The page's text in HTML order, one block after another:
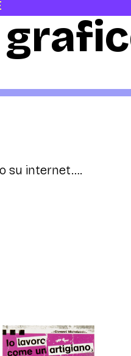
su internet….